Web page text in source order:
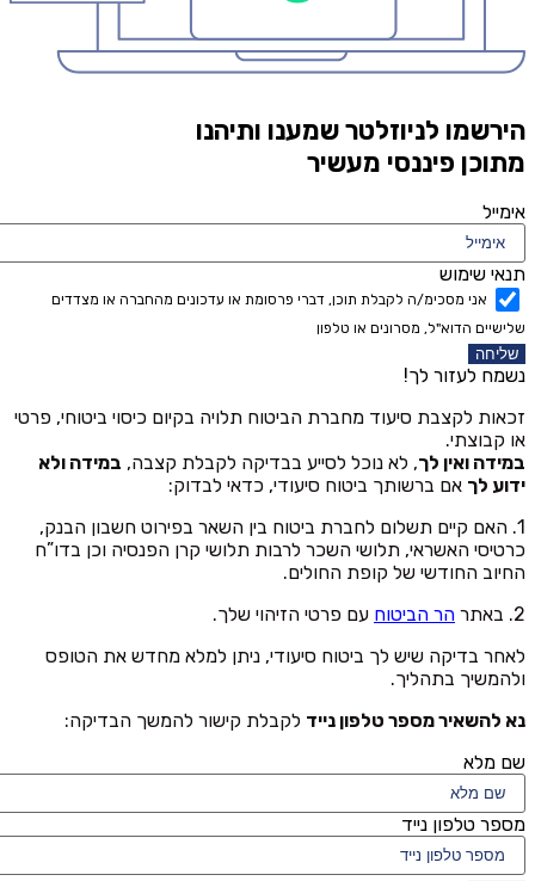
הירשמו לניוזלטר שמענו ותיהנו
מתוכן פיננסי מעשיר
אימייל
תנאי שימוש
אני מסכימ/ה לקבלת תוכן, דברי פרסומת או עדכונים מהחברה או מצדדים
שלישיים הדוא"ל, מסרונים או טלפון
שליחה
נשמח לעזור לך!
זכאות לקצבת סיעוד מחברת הביטוח תלויה בקיום כיסוי ביטוחי, פרטי
או קבוצתי.
במידה ואין לך, לא נוכל לסייע בבדיקה לקבלת קצבה, במידה ולא
ידוע לך אם ברשותך ביטוח סיעודי, כדאי לבדוק:
1. האם קיים תשלום לחברת ביטוח בין השאר בפירוט חשבון הבנק,
כרטיסי האשראי, תלושי השכר לרבות תלושי קרן הפנסיה וכן בדו”ח
החיוב החודשי של קופת החולים.
2. באתר
הר הביטוח עם פרטי הזיהוי שלך.
לאחר בדיקה שיש לך ביטוח סיעודי, ניתן למלא מחדש את הטופס
ולהמשיך בתהליך.
נא להשאיר מספר טלפון נייד לקבלת קישור להמשך הבדיקה:
שם מלא
מספר טלפון נייד